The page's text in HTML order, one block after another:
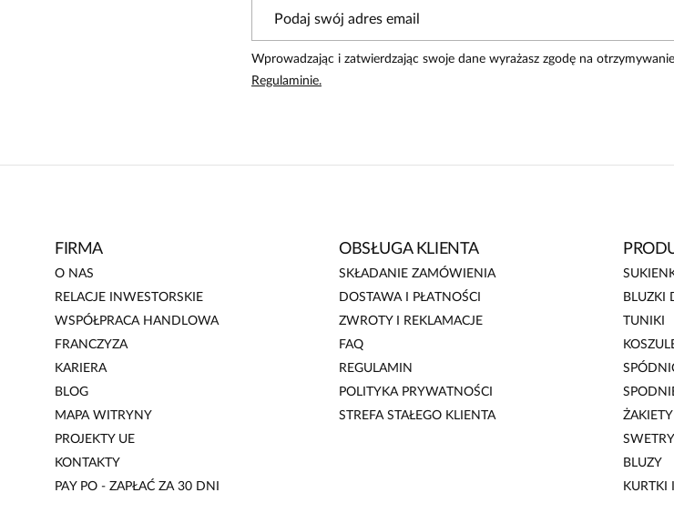
Wprowadzając i zatwierdzając swoje dane wyrażasz zgodę na
Regulaminie.
FIRMA
O NAS
RELACJE INWESTORSKIE
WSPÓŁPRACA HANDLOWA
FRANCZYZA
KARIERA
BLOG
MAPA WITRYNY
PROJEKTY UE
KONTAKTY
PAY PO - ZAPŁAĆ ZA 30 DNI
OBSŁUGA KLIENTA
SKŁADANIE ZAMÓWIENIA
DOSTAWA I PŁATNOŚCI
ZWROTY I REKLAMACJE
FAQ
REGULAMIN
POLITYKA PRYWATNOŚCI
STREFA STAŁEGO KLIENTA
BLUZKI
TUNIKI
SWETRY
BLUZY
KURTKI